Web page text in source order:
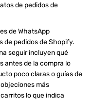
de pedidos de
de WhatsApp
de pedidos de Shopify.
seguir incluyen qué
antes de la compra lo
poco claras o guías de
más
lo que indica